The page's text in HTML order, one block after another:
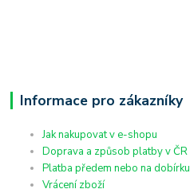
Informace pro zákazníky
Jak nakupovat v e-shopu
Doprava a způsob platby v ČR
Platba předem nebo na dobírku
Vrácení zboží